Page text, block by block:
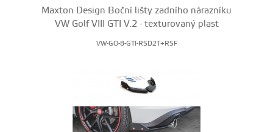
Maxton Design Boční lišty zadního nárazníku
VW Golf VIII GTI V.2 - texturovaný plast
VW-GO-8-GTI-RSD2T+RSF